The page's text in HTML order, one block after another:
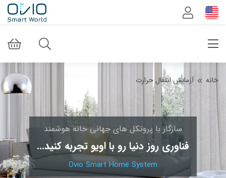
خانه آزمایش انتقال حرارت
فناوری روز دنیا رو با اویو تجربه کنید...
Ovio Smart Home System
سازگار با پروتکل های جهانی خانه هوشمند